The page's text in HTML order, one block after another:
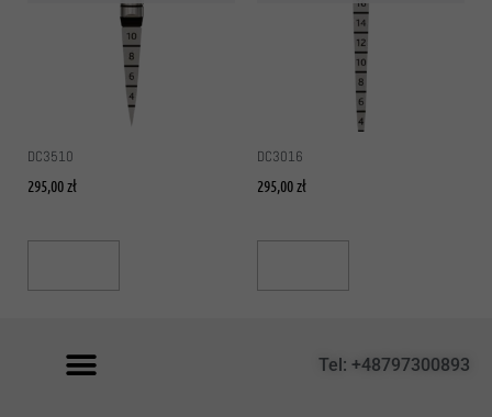
DC3510
295,00zł
DC3016
295,00zł
Tel: +48797300893